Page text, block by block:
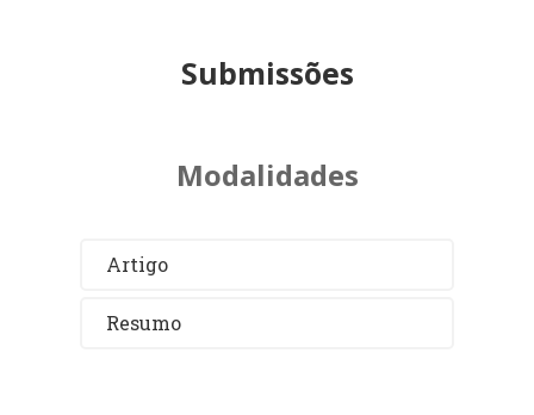
Submissões
Modalidades
Artigo
Resumo